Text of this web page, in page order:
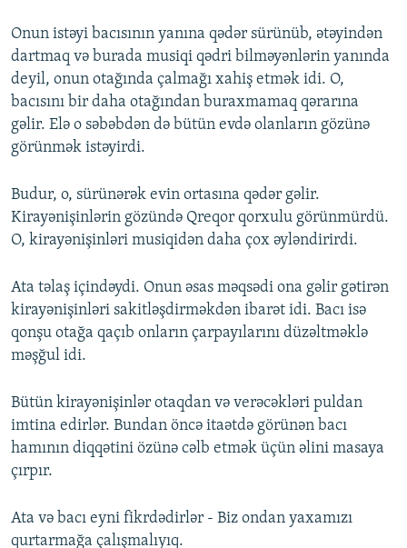
Onun istəyi bacısının yanına qədər sürünüb, ətəyindən
dartmaq və burada musiqi qədri bilməyənlərin yanında
deyil, onun otağında çalmağı xahiş etmək idi. O,
bacısını bir daha otağından buraxmamaq qərarına
gəlir. Elə o səbəbdən də bütün evdə olanların gözünə
görünmək istəyirdi.
Budur, o, sürünərək evin ortasına qədər gəlir.
Kirayənişinlərin gözündə Qreqor qorxulu görünmürdü.
O, kirayənişinləri musiqidən daha çox əyləndirirdi.
Ata təlaş içindəydi. Onun əsas məqsədi ona gəlir gətirən
kirayənişinləri sakitləşdirməkdən ibarət idi. Bacı isə
qonşu otağa qaçıb onların çarpayılarını düzəltməklə
məşğul idi.
Bütün kirayənişinlər otaqdan və verəcəkləri puldan
imtina edirlər. Bundan öncə itaətdə görünən bacı
hamının diqqətini özünə cəlb etmək üçün əlini masaya
çırpır.
Ata və bacı eyni fikrdədirlər - Biz ondan yaxamızı
qurtarmağa çalışmalıyıq.